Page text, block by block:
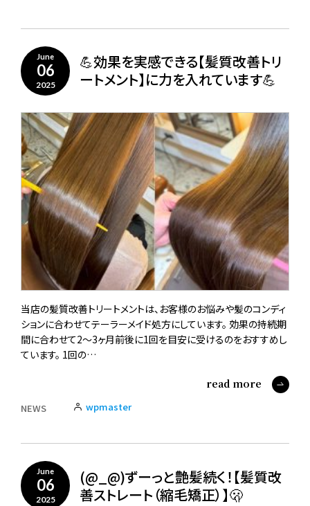
June
06
2025
💪効果を実感できる【髪質改善トリ
ートメント】に力を入れています💪
当店の髪質改善トリートメントは、お客様のお悩みや髪のコンディ
ションに合わせてテーラーメイド処方にしています。 効果の持続期
間に合わせて2～3ヶ月前後に1回を目安に受けるのをおすすめし
ています。 1回の…
read more
NEWS wpmaster
June
06
2025
(@_@)ずーっと艶髪続く！【髪質改
善ストレート（縮毛矯正）】🫢